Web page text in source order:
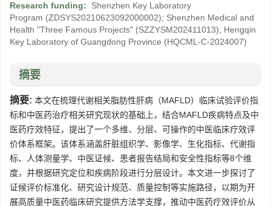
Research funding:
Shenzhen Key Laboratory
Program (ZDSYS20210623092000002); Shenzhen Medical and
Health "Three Famous Projects" (SZZYSM202411013); Hengqin
Key Laboratory of Guangdong Province (HQCML-C-2024007)
摘要
摘要: 本文在梳理代谢相关脂肪性肝病（MAFLD）临床试验评价指
标和中医药治疗相关研究现状的基础上，结合MAFLD疾病特点及中
医药疗效特征，提出了一个多维、分层、可操作的中医临床疗效评
价体系框架。该体系涵盖肝脏组织学、影像学、生化指标、代谢指
标、人体测量学、中医证候、患者报告结局和安全性指标等8个维
度，并根据研究定位和疾病阶段进行分层设计。本文进一步探讨了
证候评价标准化、研究设计规范、质量控制等实施路径，以期为开
展高质量中医药临床研究提供方法学支撑，推动中医药疗效评价从